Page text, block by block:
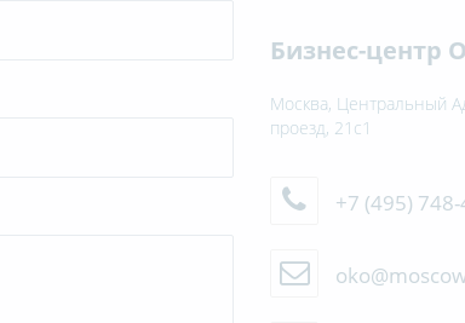
Бизнес-центр
Москва, Центральный
проезд, 21с1
+7 (495)